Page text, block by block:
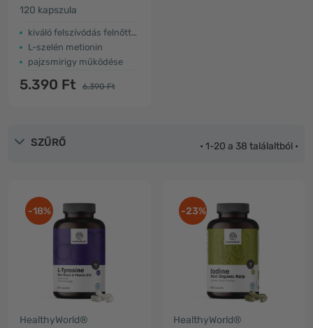
120 kapszula
kiváló felszívódás felnőtteknek
L-szelén metionin
pajzsmirigy működése
5.390 Ft 6.390 Ft
SZŰRŐ • 1-20 a 38 találaltból •
-18%
HealthyWorld®
-23%
HealthyWorld®